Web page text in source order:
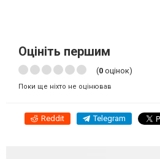
Оцініть першим
(0 оцінок)
Поки ще ніхто не оцінював
Reddit Telegram